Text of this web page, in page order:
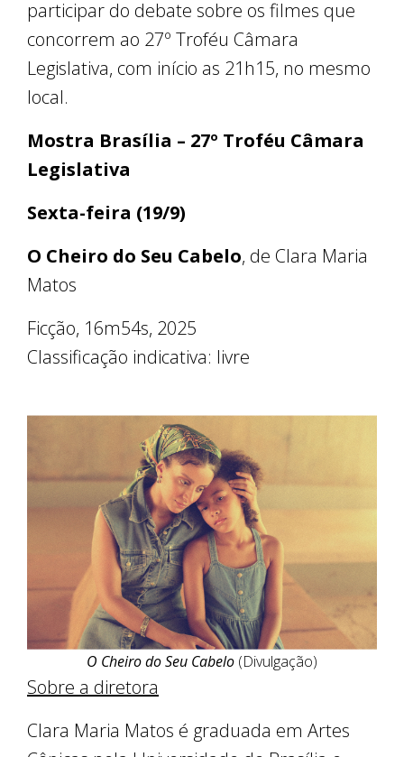
participar do debate sobre os filmes que
concorrem ao 27º Troféu Câmara
Legislativa, com início as 21h15, no mesmo
local.
Mostra Brasília – 27º Troféu Câmara
Legislativa
Sexta-feira (19/9)
O Cheiro do Seu Cabelo, de Clara Maria
Matos
Ficção, 16m54s, 2025
Classificação indicativa: livre
O Cheiro do Seu Cabelo (Divulgação)
Sobre a diretora
Clara Maria Matos é graduada em Artes